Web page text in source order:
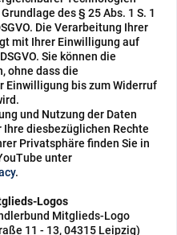
des § 25 Abs. 1 S. 1
Die Verarbeitung Ihrer
mit Ihrer Einwilligung auf
Sie können die
ohne dass die
Einwilligung bis zum Widerruf
und Nutzung der Daten
Ihre diesbezüglichen Rechte
Privatsphäre finden Sie in
unter
.
Logos
Mitglieds-Logo
11 - 13, 04315 Leipzig)